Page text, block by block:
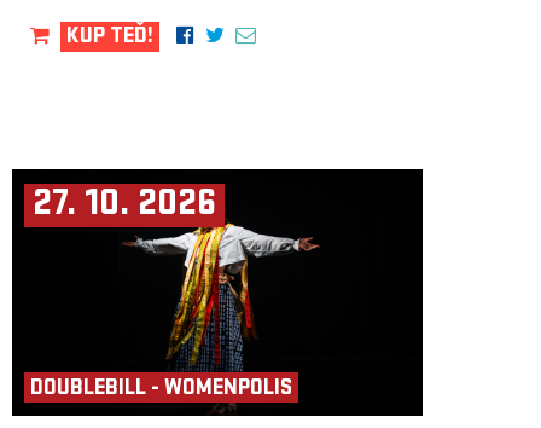
KUP TEĎ!
27. 10. 2026
DOUBLEBILL - WOMENPOLIS